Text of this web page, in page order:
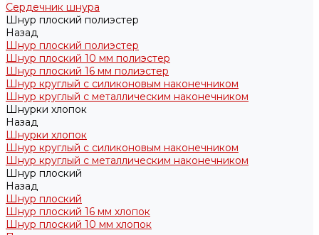
Сердечник шнура
Шнур плоский полиэстер
Назад
Шнур плоский полиэстер
Шнур плоский 10 мм полиэстер
Шнур плоский 16 мм полиэстер
Шнур круглый с силиконовым наконечником
Шнур круглый с металлическим наконечником
Шнурки хлопок
Назад
Шнурки хлопок
Шнур круглый с силиконовым наконечником
Шнур круглый с металлическим наконечником
Шнур плоский
Назад
Шнур плоский
Шнур плоский 16 мм хлопок
Шнур плоский 10 мм хлопок